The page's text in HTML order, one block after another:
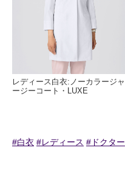
レディース白衣:ノーカラージャ
ージーコート・LUXE
#白衣 #レディース #ドクター